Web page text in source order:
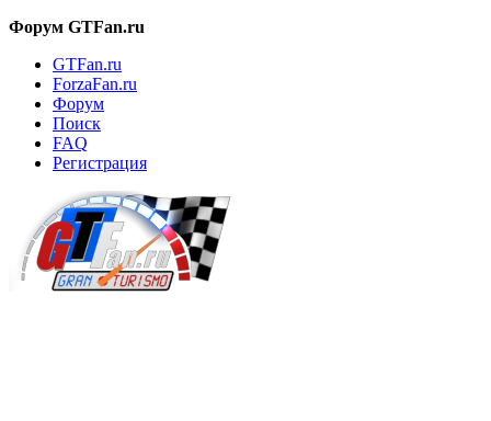
Форум GTFan.ru
GTFan.ru
ForzaFan.ru
Форум
Поиск
FAQ
Регистрация